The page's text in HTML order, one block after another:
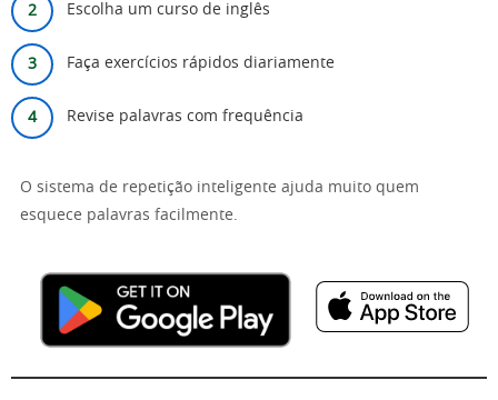
Escolha um curso de inglês
Faça exercícios rápidos diariamente
Revise palavras com frequência
O sistema de repetição inteligente ajuda muito quem
esquece palavras facilmente.